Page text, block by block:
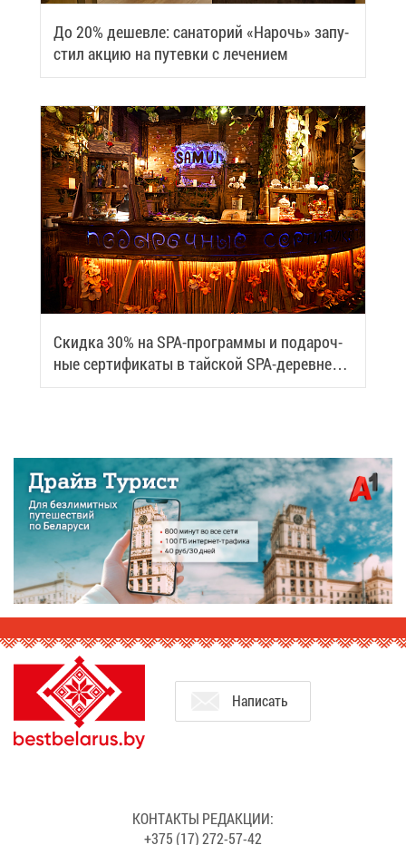
До 20% де­шев­ле: са­на­то­рий «На­рочь» за­пу­
стил ак­цию на пу­тев­ки с ле­че­ни­ем
Скид­ка 30% на SPA-про­грам­мы и по­да­роч­
ные сер­ти­фи­ка­ты в тай­ской SPA-де­ревне
Samui
На­пи­сать
КОН­ТАК­ТЫ РЕ­ДАК­ЦИИ:
+375 (17) 272-57-42